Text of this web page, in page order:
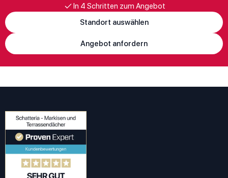
In 4 Schritten zum Angebot
Standort auswählen
Angebot anfordern